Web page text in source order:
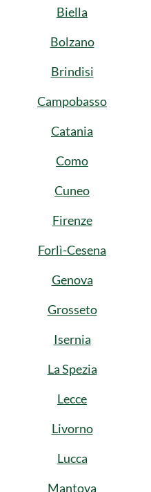
Biella
Bolzano
Brindisi
Campobasso
Catania
Como
Cuneo
Firenze
Forlì-Cesena
Genova
Grosseto
Isernia
La Spezia
Lecce
Livorno
Lucca
Mantova